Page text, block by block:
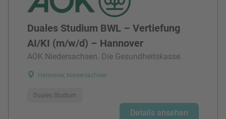
Duales Studium BWL – Vertiefung
AI/KI (m/w/d) – Hannover
AOK Niedersachsen. Die Gesundheitskasse.
Hannover, Niedersachsen
Duales Studium
Details ansehen